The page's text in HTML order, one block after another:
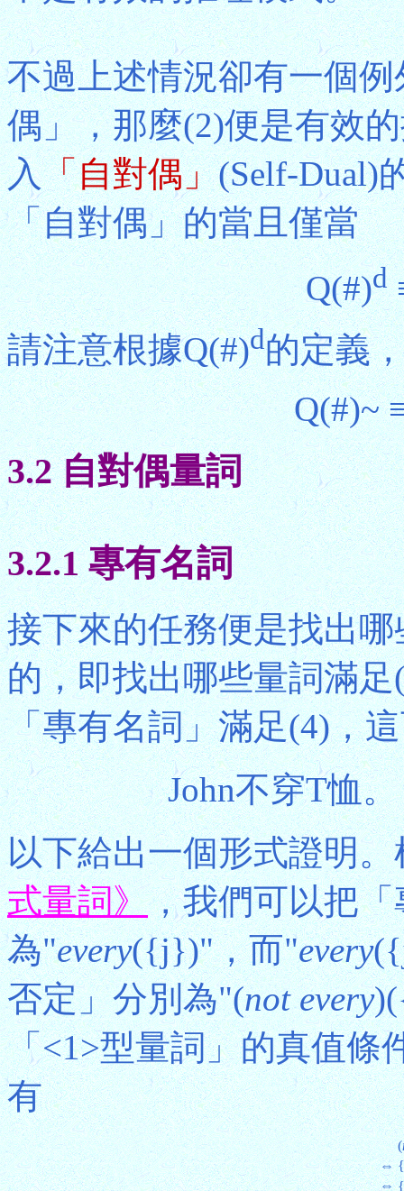
不過上述情況卻有一個
偶」，那麼(2)便是有效
入「自對偶」(Self-Dual)
「自對偶」的當且僅當
Q(#)d
請注意根據Q(#)d的定義
Q(#)~
3.2 自對偶量詞
3.2.1 專有名詞
接下來的任務便是找出
的，即找出哪些量詞滿
「專有名詞」滿足(4)，
John不穿T恤
以下給出一個形式證明。
式量詞》，我們可以把
為"every({j})"，而"every
否定」分別為"(not every
「<1>型量詞」的真值條
有
(
⇔
⇔